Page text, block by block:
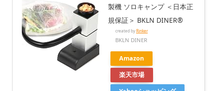
製機 ソロキャンプ ＜日本正
規保証＞ BKLN DINER®
created by Rinker
BKLN DINER
Amazon
楽天市場